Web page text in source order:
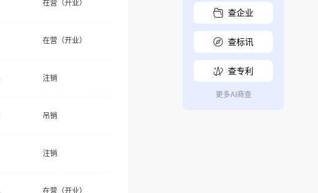
在营（开业）
在营（开业）
注销
吊销
注销
在营（开业）
查企业
查标讯
查专利
更多AI商查